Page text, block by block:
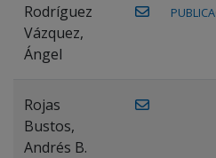
Rodríguez
Vázquez,
Ángel
Rojas
Bustos,
Andrés B.